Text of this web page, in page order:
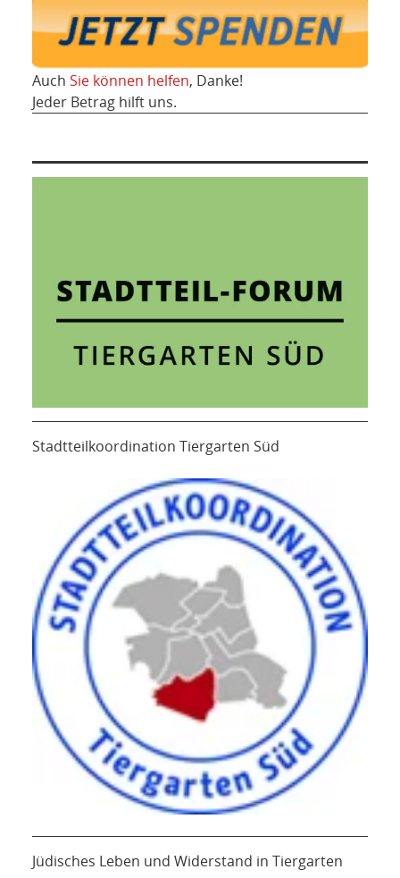
Auch Sie können helfen, Danke!
Jeder Betrag hilft uns.
Stadtteilkoordination Tiergarten Süd
Jüdisches Leben und Widerstand in Tiergarten